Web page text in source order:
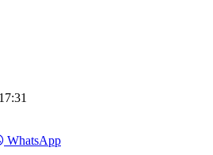
WhatsApp